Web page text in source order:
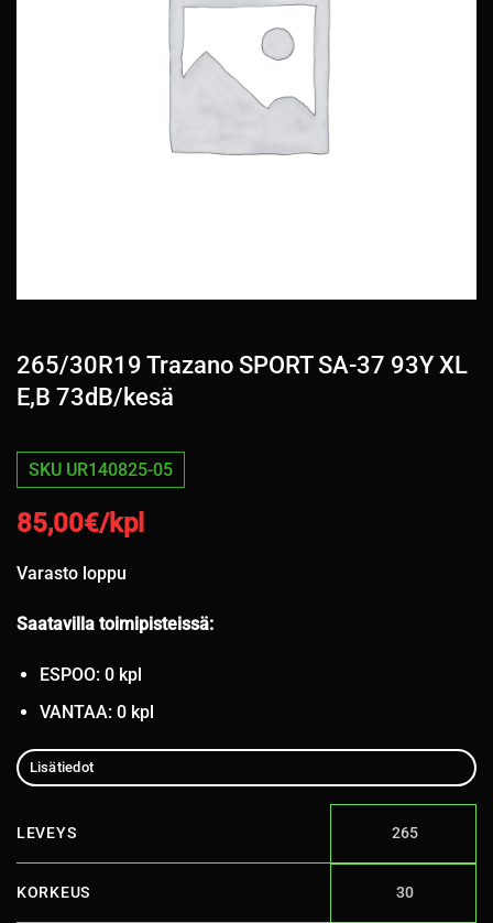
265/30R19 Trazano SPORT SA-37 93Y XL
E,B 73dB/kesä
SKU UR140825-05
85,00€/kpl
Varasto loppu
Saatavilla toimipisteissä:
ESPOO: 0 kpl
VANTAA: 0 kpl
Lisätiedot
LEVEYS 265
KORKEUS 30